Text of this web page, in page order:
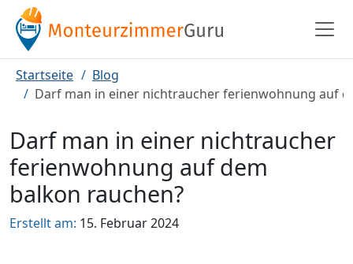
Startseite
Blog
Darf man in einer nichtraucher ferienwohnung auf
Darf man in einer nichtraucher
ferienwohnung auf dem
balkon rauchen?
Erstellt am: 15. Februar 2024